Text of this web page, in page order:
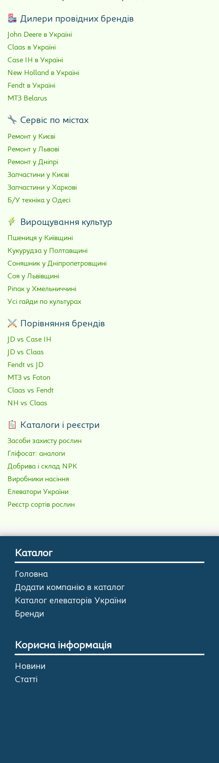
Дилери провідних брендів
John Deere в Україні
Claas в Україні
Case IH в Україні
New Holland в Україні
Fendt в Україні
МТЗ Belarus
Сервіс по містах
Ремонт у Києві
Ремонт у Львові
Ремонт у Дніпрі
Запчастини у Києві
Запчастини у Харкові
Б/У техніка у Одесі
Вирощування культур
Пшениця у Київщині
Кукурудза у Полтавщині
Соняшник у Дніпропетровщині
Соя у Львівщині
Ріпак у Хмельниччині
Усі гайди по культурах
Порівняння брендів
JD vs Case IH
JD vs Claas
Fendt vs JD
МТЗ vs Foton
Claas vs Fendt
NH vs Claas
Каталоги і реєстри
Засоби захисту рослин
Гліфосат: аналоги
Добрива і склад NPK
Виробники насіння
Елеватори України
Реєстр сортів рослин
Каталог
Головна
Додати компанію в каталог
Каталог елеваторів України
Бренди
Корисна інформація
Новини
Статті